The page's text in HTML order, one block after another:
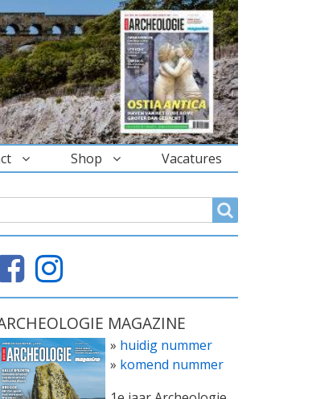
Shop Vacatures
MAGAZINE
» huidig nummer
» komend nummer